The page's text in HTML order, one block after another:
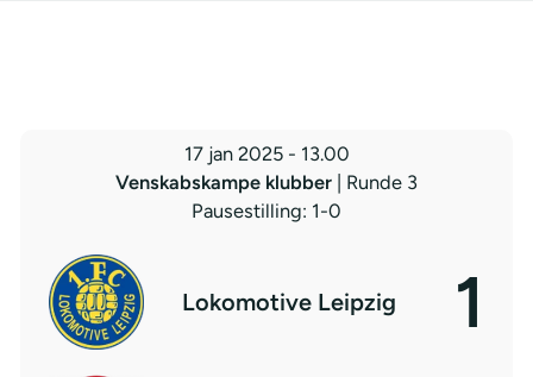
17 jan 2025 - 13.00
Venskabskampe klubber
| Runde 3
Pausestilling: 1-0
Lokomotive Leipzig 1